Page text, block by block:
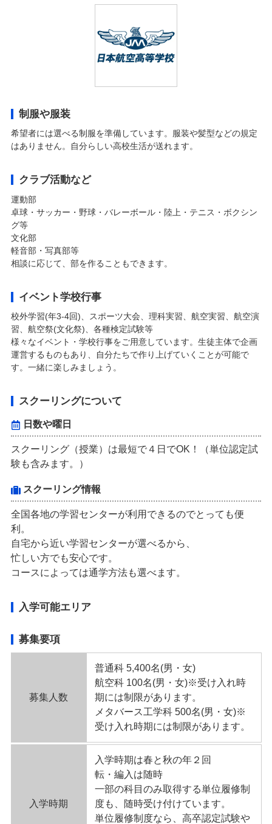
制服や服装
希望者には選べる制服を準備しています。服装や髪型などの規定
はありません。自分らしい高校生活が送れます。
クラブ活動など
運動部
卓球・サッカー・野球・バレーボール・陸上・テニス・ボクシン
グ等
文化部
軽音部・写真部等
相談に応じて、部を作ることもできます。
イベント学校行事
校外学習(年3-4回)、スポーツ大会、理科実習、航空実習、航空演
習、航空祭(文化祭)、各種検定試験等
様々なイベント・学校行事をご用意しています。生徒主体で企画
運営するものもあり、自分たちで作り上げていくことが可能で
す。一緒に楽しみましょう。
スクーリングについて
日数や曜日
スクーリング（授業）は最短で４日でOK！（単位認定試
験も含みます。）
スクーリング情報
全国各地の学習センターが利用できるのでとっても便
利。
自宅から近い学習センターが選べるから、
忙しい方でも安心です。
コースによっては通学方法も選べます。
入学可能エリア
募集要項
募集人数
普通科 5,400名(男・女)
航空科 100名(男・女)※受け入れ時
期には制限があります。
メタバース工学科 500名(男・女)※
受け入れ時期には制限があります。
入学時期
入学時期は春と秋の年２回
転・編入は随時
一部の科目のみ取得する単位履修制
度も、随時受け付けています。
単位履修制度なら、高卒認定試験や